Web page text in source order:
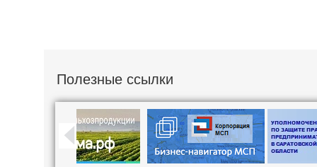
Полезные ссылки